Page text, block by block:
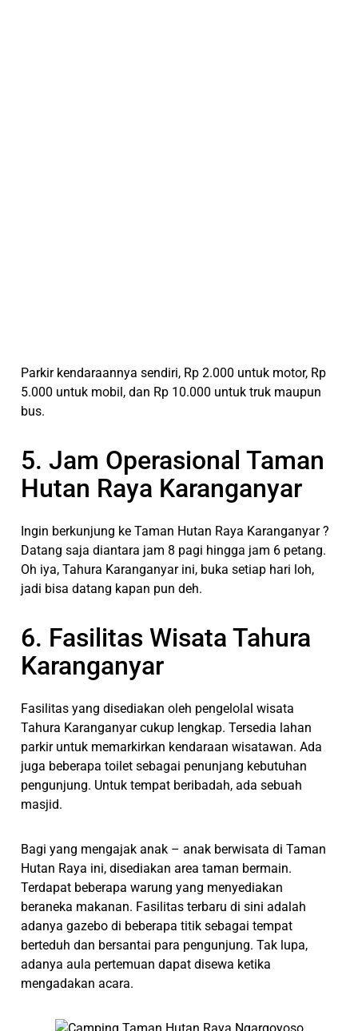
Parkir kendaraannya sendiri, Rp 2.000 untuk motor, Rp
5.000 untuk mobil, dan Rp 10.000 untuk truk maupun
bus.
5. Jam Operasional Taman
Hutan Raya Karanganyar
Ingin berkunjung ke Taman Hutan Raya Karanganyar ?
Datang saja diantara jam 8 pagi hingga jam 6 petang.
Oh iya, Tahura Karanganyar ini, buka setiap hari loh,
jadi bisa datang kapan pun deh.
6. Fasilitas Wisata Tahura
Karanganyar
Fasilitas yang disediakan oleh pengelolal wisata
Tahura Karanganyar cukup lengkap. Tersedia lahan
parkir untuk memarkirkan kendaraan wisatawan. Ada
juga beberapa toilet sebagai penunjang kebutuhan
pengunjung. Untuk tempat beribadah, ada sebuah
masjid.
Bagi yang mengajak anak – anak berwisata di Taman
Hutan Raya ini, disediakan area taman bermain.
Terdapat beberapa warung yang menyediakan
beraneka makanan. Fasilitas terbaru di sini adalah
adanya gazebo di beberapa titik sebagai tempat
berteduh dan bersantai para pengunjung. Tak lupa,
adanya aula pertemuan dapat disewa ketika
mengadakan acara.